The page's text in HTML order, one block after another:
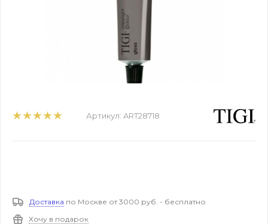
Артикул: ART28718
Доставка по Москве от 3000 руб. - бесплатно
Хочу в подарок